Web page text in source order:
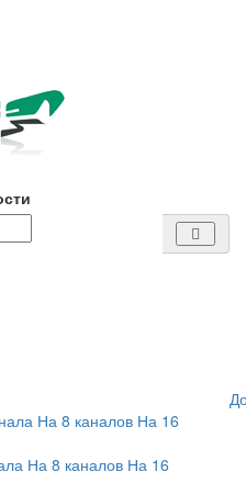
На 8 каналов На 16
На 8 каналов На 16